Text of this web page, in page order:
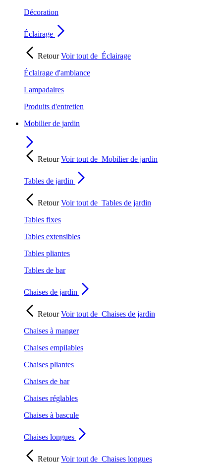
Décoration
Éclairage
RetourVoir tout de Éclairage
Éclairage d'ambiance
Lampadaires
Produits d'entretien
Mobilier de jardin
RetourVoir tout de Mobilier de jardin
Tables de jardin
RetourVoir tout de Tables de jardin
Tables fixes
Tables extensibles
Tables pliantes
Tables de bar
Chaises de jardin
RetourVoir tout de Chaises de jardin
Chaises à manger
Chaises empilables
Chaises pliantes
Chaises de bar
Chaises réglables
Chaises à bascule
Chaises longues
RetourVoir tout de Chaises longues